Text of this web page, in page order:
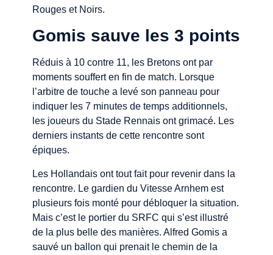
Rouges et Noirs.
Gomis sauve les 3 points
Réduis à 10 contre 11, les Bretons ont par
moments souffert en fin de match. Lorsque
l’arbitre de touche a levé son panneau pour
indiquer les 7 minutes de temps additionnels,
les joueurs du Stade Rennais ont grimacé. Les
derniers instants de cette rencontre sont
épiques.
Les Hollandais ont tout fait pour revenir dans la
rencontre. Le gardien du Vitesse Arnhem est
plusieurs fois monté pour débloquer la situation.
Mais c’est le portier du SRFC qui s’est illustré
de la plus belle des manières. Alfred Gomis a
sauvé un ballon qui prenait le chemin de la